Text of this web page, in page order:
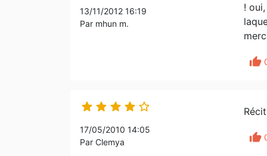
13/11/2012 16:19
Par mhun m.
!
thumb_up
    
17/05/2010 14:05
Par Clemya
thumb_up